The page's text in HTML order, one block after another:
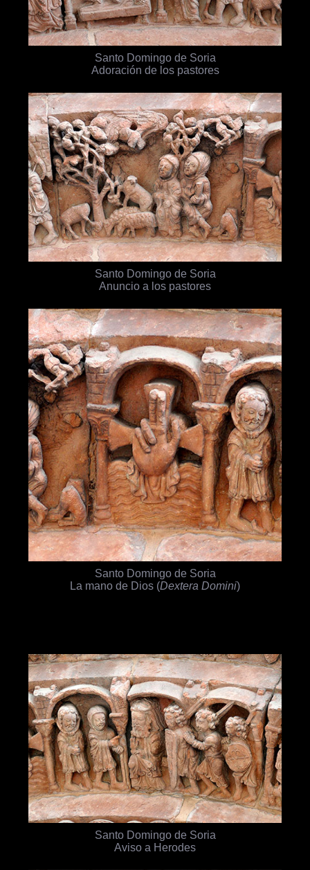
Santo Domingo de Soria
Adoración de los pastores
Santo Domingo de Soria
Anuncio a los pastores
Santo Domingo de Soria
La mano de Dios (Dextera Domini)
Santo Domingo de Soria
Aviso a Herodes